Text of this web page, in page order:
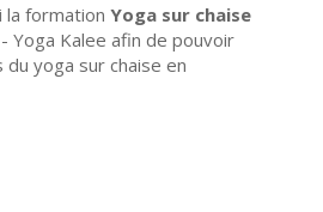
la formation Yoga sur chaise
Yoga Kalee afin de pouvoir
yoga sur chaise en